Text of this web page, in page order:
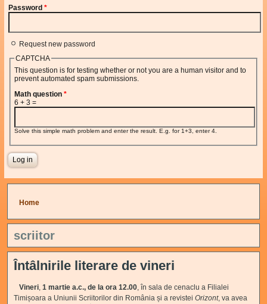
Password*
Request new password
CAPTCHA
This question is for testing whether or not you are a human visitor and to
prevent automated spam submissions.
Math question*
6 + 3 =
Solve this simple math problem and enter the result. E.g. for 1+3, enter 4.
You are here
Home
scriitor
Întâlnirile literare de vineri
Vineri,1 martie a.c., de la ora 12.00, în sala de cenaclu a Filialei
Timișoara a Uniunii Scriitorilor din România și a revisteiOrizont, va avea